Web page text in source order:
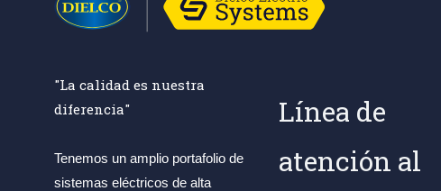
"La calidad es nuestra
diferencia"
Tenemos un amplio portafolio de
sistemas eléctricos de alta
Línea de
atención al